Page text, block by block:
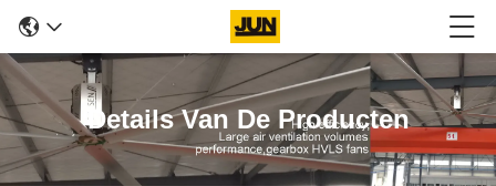
Details Van De Producten